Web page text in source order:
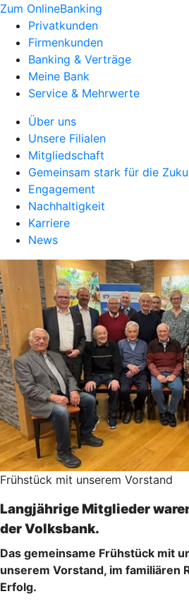
Zum OnlineBanking
Privatkunden
Firmenkunden
Banking & Verträge
Meine Bank
Service & Mehrwerte
Über uns
Unsere Filialen
Mitgliedschaft
Gemeinsam stark für die
Engagement
Nachhaltigkeit
Karriere
News
Frühstück mit unserem Vorstand
Langjährige Mitglieder
der Volksbank.
Das gemeinsame Frühstück mit
unserem Vorstand, im familiären
Erfolg.